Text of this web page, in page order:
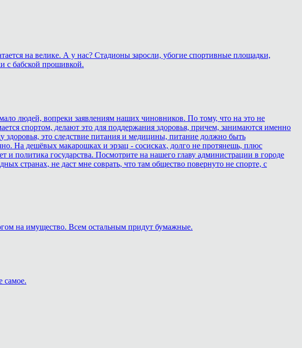
на велике. А у нас? Стадионы заросли, убогие спортивные площадки,
с бабской прошивкой.
людей, вопреки заявлениям наших чиновников. По тому, что на это не
спортом, делают это для поддержания здоровья, причем, занимаются именно
это следствие питания и медицины, питание должно быть
На дешёвых макарошках и эрзац - сосисках, долго не протянешь, плюс
политика государства. Посмотрите на нашего главу администрации в городе
странах, не даст мне соврать, что там общество повернуто не спорте, с
на имущество. Всем остальным придут бумажные.
самое.